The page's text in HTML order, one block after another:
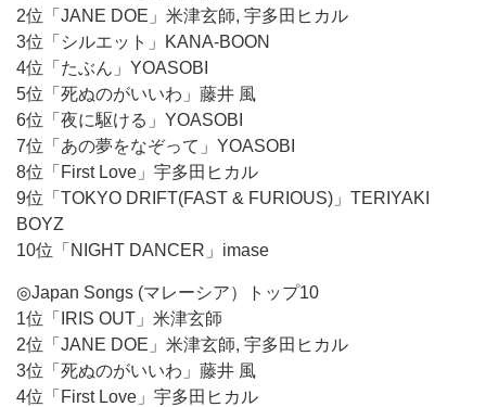
2位「JANE DOE」米津玄師, 宇多田ヒカル
3位「シルエット」KANA-BOON
4位「たぶん」YOASOBI
5位「死ぬのがいいわ」藤井 風
6位「夜に駆ける」YOASOBI
7位「あの夢をなぞって」YOASOBI
8位「First Love」宇多田ヒカル
9位「TOKYO DRIFT(FAST & FURIOUS)」TERIYAKI
BOYZ
10位「NIGHT DANCER」imase
◎Japan Songs (マレーシア）トップ10
1位「IRIS OUT」米津玄師
2位「JANE DOE」米津玄師, 宇多田ヒカル
3位「死ぬのがいいわ」藤井 風
4位「First Love」宇多田ヒカル